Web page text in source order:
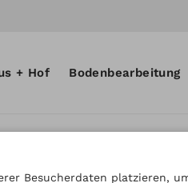
+ Hof Bodenbearbeitung
Besucherdaten platzieren,